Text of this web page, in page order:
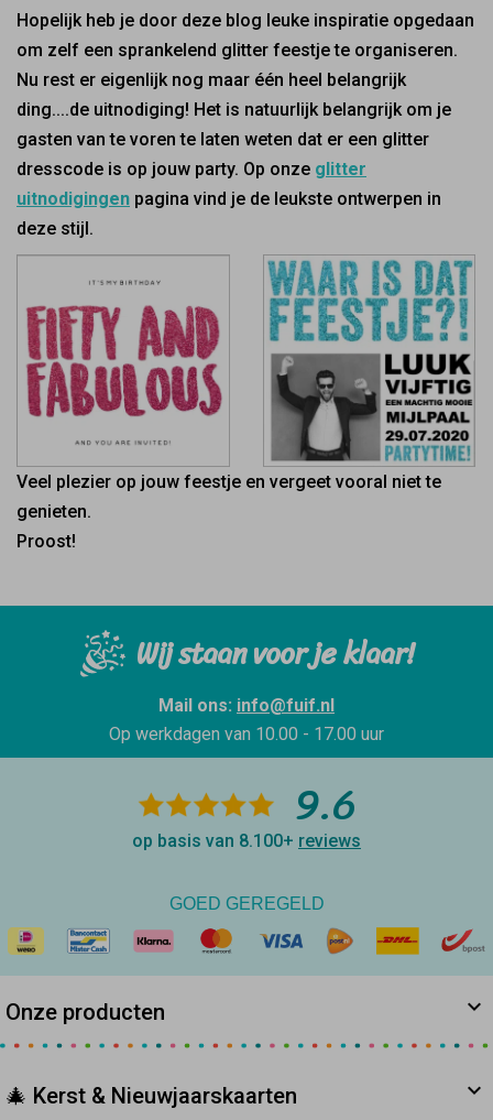
Hopelijk heb je door deze blog leuke inspiratie opgedaan
om zelf een sprankelend glitter feestje te organiseren.
Nu rest er eigenlijk nog maar één heel belangrijk
ding....de uitnodiging! Het is natuurlijk belangrijk om je
gasten van te voren te laten weten dat er een glitter
dresscode is op jouw party. Op onze glitter
uitnodigingen pagina vind je de leukste ontwerpen in
deze stijl.
Veel plezier op jouw feestje en vergeet vooral niet te
genieten.
Proost!
Wij staan voor je klaar!
Mail ons: info@fuif.nl
Op werkdagen van 10.00 - 17.00 uur
9.6
op basis van 8.100+ reviews
GOED GEREGELD
Onze producten
🎄 Kerst & Nieuwjaarskaarten